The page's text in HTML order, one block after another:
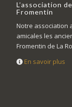
L’association
Fromentin
Notre association
amicales les
Fromentin de La
En savoir plus